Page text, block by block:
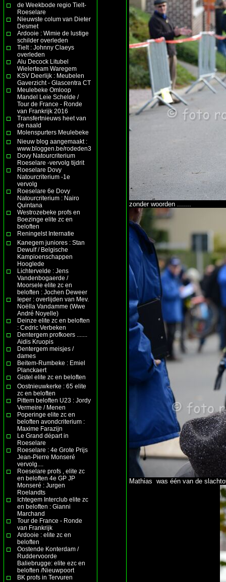
de Weekbode regio Tielt-
Roeselare
Nieuwste colum van Dieter
Desmet
Ardooie : Wimie de lustige
schilder overleden
Tielt : Johnny Claeys
overleden
Alu Decock Litubel
Wielerteam Waregem
KSV Deerlijk : Meubelen
Gaverzicht - Glascentra CT
Meulebeke Omloop
Mandel Leie Schelde /
Tour de France - Ronde
van Frankrijk 2016
Transfertnieuws heet van
de naald
Molenspurters Meulebeke
Nieuw blog aangemaakt :
www.bloggen.be/rodeden3
Dovy Natourcriterium
Roeselare -vervolg tijdrit
Roeselare Dovy
Natourcriterium -1e
vervolg
Roeselare 6e Dovy
Natourcriterium : Nairo
Quintana
Westrozebeke profs en
Boezinge elite zc en
beloften
Reningelst Internatie
Kanegem juniores : Stan
Dewulf / Belgische
Kampioenschappen
Hooglede
Lichtervelde : Jens
Vandenbogaerde /
Moorsele elite zc en
beloften : Jochen Deweer
Ieper : overlijden van Mev.
Noëlla Vandamme (Wwe
André Noyelle)
Deinze elite zc en beloften
: Cedric Verbeken
Dentergem profkoers .......
Aidis Kruopis
Dentergem meisjes /
dames
Beitem-Rumbeke : Emiel
Planckaert
Gistel elite zc en beloften
Oostnieuwkerke : 65 elite
zc en beloften
Pittem beloften U23 : Jordy
Vermeire / Menen
Poperinge elite zc en
beloften avondcriterium :
Maxime Farazijn
Le Grand départ in
Roeselare
Roeselare : 4e Grote Prijs
Jean-Pierre Monseré
vervolg....
Roeselare profs , elite zc
en beloften 4e GP JP
Monseré : Jurgen
Roelandts
Ichtegem Interclub elite zc
en beloften : Gianni
Marchand
Tour de France - Ronde
van Frankrijk
Ardooie : elite zc en
beloften
Oostende Konterdam /
Ruddervoorde
Baliebrugge: elite ezc en
beloften /Nieuwpoort
BK profs in Tervuren
zonder woorden .......
Mathias was één van de